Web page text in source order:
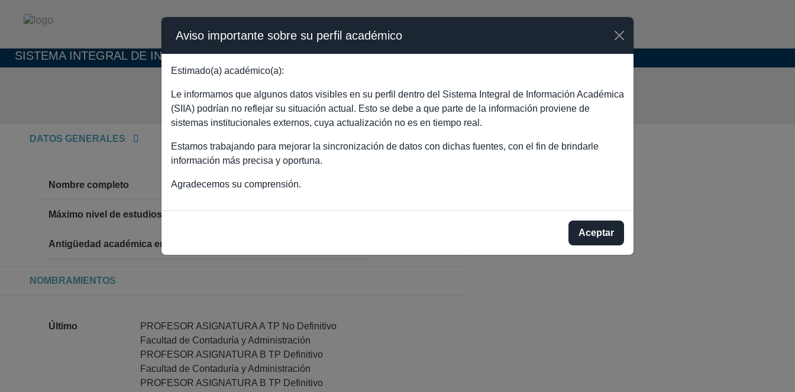
SISTEMA INTEGRAL DE INFORMACIÓN ACADÉMICA - PÚBLICO
SALVADOR BORJA PERALTA
DATOS GENERALES
Nombre completo SALVADOR BORJA PERALTA
Máximo nivel de estudios MAESTRÍA
Antigüedad académica en la UNAM
NOMBRAMIENTOS
Último
PROFESOR ASIGNATURA A TP No Definitivo
Facultad de Contaduría y Administración
PROFESOR ASIGNATURA B TP Definitivo
Facultad de Contaduría y Administración
PROFESOR ASIGNATURA B TP Definitivo
Aviso importante sobre su perfil académico
Estimado(a) académico(a):
Le informamos que algunos datos visibles en su perfil dentro del Sistema Integral de Información Académica
(SIIA) podrían no reflejar su situación actual. Esto se debe a que parte de la información proviene de
sistemas institucionales externos, cuya actualización no es en tiempo real.
Estamos trabajando para mejorar la sincronización de datos con dichas fuentes, con el fin de brindarle
información más precisa y oportuna.
Agradecemos su comprensión.
Aceptar